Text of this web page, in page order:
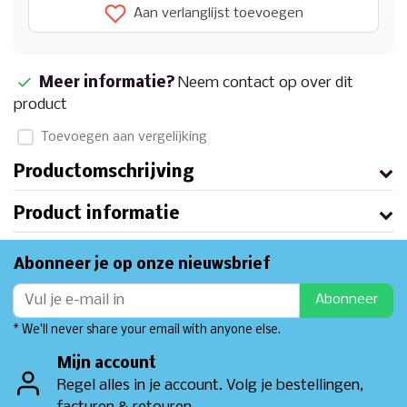
Aan verlanglijst toevoegen
Meer informatie? Neem contact op over dit
product
Toevoegen aan vergelijking
Productomschrijving
Product informatie
Abonneer je op onze nieuwsbrief
Abonneer
* We'll never share your email with anyone else.
Mijn account
Regel alles in je account. Volg je bestellingen,